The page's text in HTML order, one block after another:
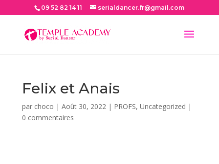
09 52 82 14 11 serialdancer.fr@gmail.com
Felix et Anais
par choco | Août 30, 2022| PROFS, Uncategorized |
0 commentaires